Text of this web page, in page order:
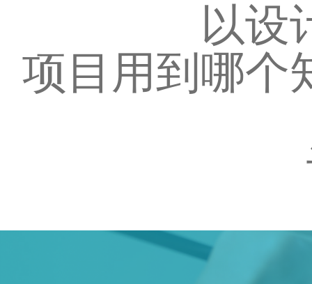
以设
项目用到哪个